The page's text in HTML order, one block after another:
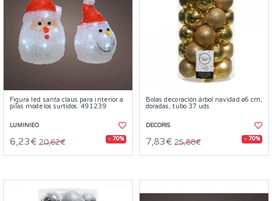
Figura led santa claus para interior a
pilas modelos surtidos. 491239
LUMINIEO
6,23€ 20,62€ - 70%
Bolas decoración árbol navidad ø6 cm,
doradas, tubo 37 uds
DECORIS
7,83€ 25,88€ - 70%